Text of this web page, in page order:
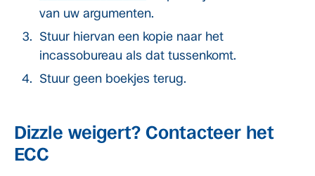
van uw argumenten.
Stuur hiervan een kopie naar het
incassobureau als dat tussenkomt.
Stuur geen boekjes terug.
Dizzle weigert? Contacteer het
ECC